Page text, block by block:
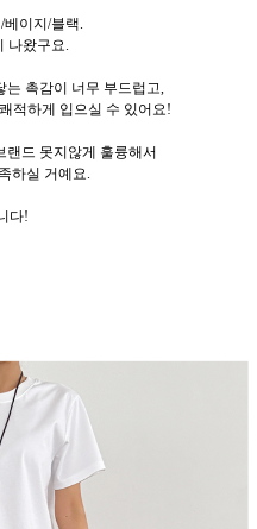
베이지/블랙.
나왔구요.
는 촉감이 너무 부드럽고,
적하게 입으실 수 있어요!
랜드 못지않게 훌륭해서
하실 거예요.
다!